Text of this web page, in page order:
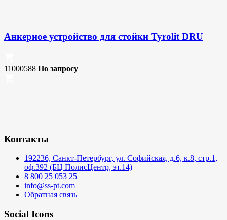
Анкерное устройство для стойки Tyrolit DRU
11000588 По запросу
Контакты
192236, Санкт-Петербург, ул. Софийская, д.6, к.8, стр.1,
оф.392 (БЦ ПолисЦентр, эт.14)
8 800 25 053 25
info@ss-pt.com
Обратная связь
Social Icons